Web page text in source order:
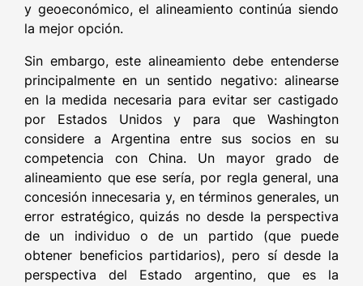
y geoeconómico, el alineamiento continúa siendo
la mejor opción.
Sin embargo, este alineamiento debe entenderse
principalmente en un sentido negativo: alinearse
en la medida necesaria para evitar ser castigado
por Estados Unidos y para que Washington
considere a Argentina entre sus socios en su
competencia con China. Un mayor grado de
alineamiento que ese sería, por regla general, una
concesión innecesaria y, en términos generales, un
error estratégico, quizás no desde la perspectiva
de un individuo o de un partido (que puede
obtener beneficios partidarios), pero sí desde la
perspectiva del Estado argentino, que es la